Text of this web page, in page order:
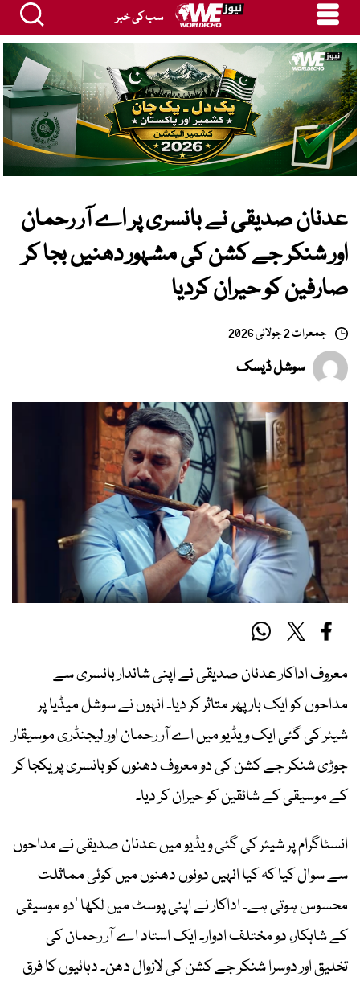
سب کی خبر
عدنان صدیقی نے بانسری پر اے آر رحمان
اور شنکر جے کشن کی مشہور دھنیں بجا کر
صارفین کو حیران کردیا
جمعرات 2 جولائی 2026
سوشل ڈیسک
معروف اداکار عدنان صدیقی نے اپنی شاندار بانسری سے
مداحوں کو ایک بار پھر متاثر کر دیا۔ انہوں نے سوشل میڈیا پر
شیئر کی گئی ایک ویڈیو میں اے آر رحمان اور لیجنڈری موسیقار
جوڑی شنکر جے کشن کی دو معروف دھنوں کو بانسری پر یکجا کر
کے موسیقی کے شائقین کو حیران کر دیا۔
انسٹاگرام پر شیئر کی گئی ویڈیو میں عدنان صدیقی نے مداحوں
سے سوال کیا کہ کیا انہیں دونوں دھنوں میں کوئی مماثلت
محسوس ہوتی ہے۔ اداکار نے اپنی پوسٹ میں لکھا ’دو موسیقی
کے شاہکار، دو مختلف ادوار۔ ایک استاد اے آر رحمان کی
تخلیق اور دوسرا شنکر جے کشن کی لازوال دھن۔ دہائیوں کا فرق